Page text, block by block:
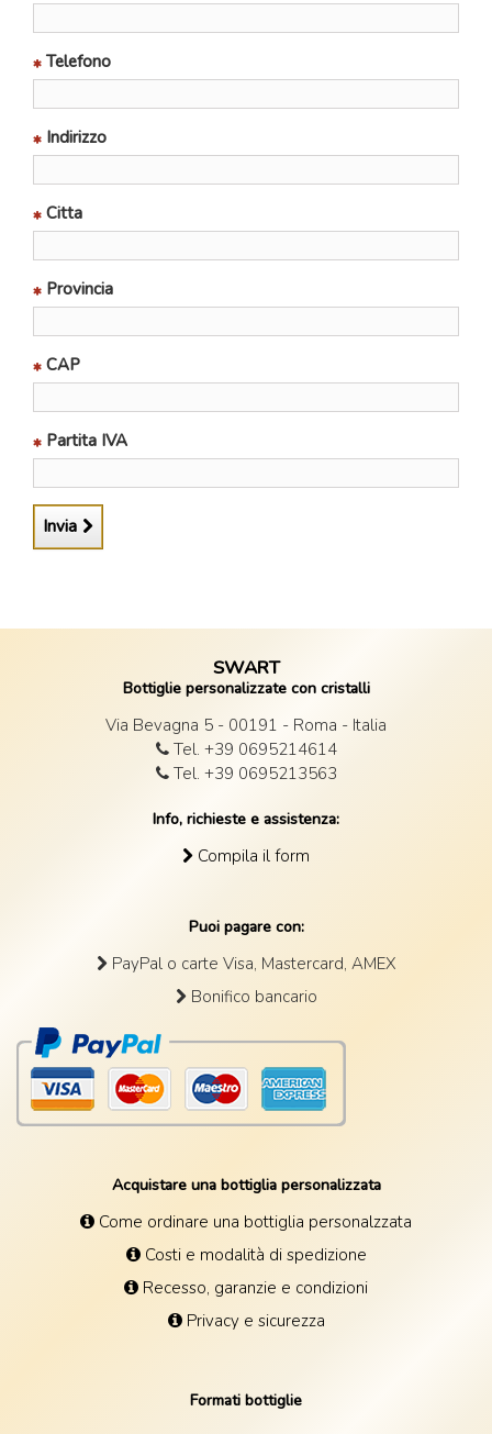
Telefono
Indirizzo
Citta
Provincia
CAP
Partita IVA
Invia
SWART
Bottiglie personalizzate con cristalli
Via Bevagna 5 - 00191 - Roma - Italia
Tel. +39 0695214614
Tel. +39 0695213563
Info, richieste e assistenza:
Compila il form
Puoi pagare con:
PayPal o carte Visa, Mastercard, AMEX
Bonifico bancario
Acquistare una bottiglia personalizzata
Come ordinare una bottiglia personalzzata
Costi e modalità di spedizione
Recesso, garanzie e condizioni
Privacy e sicurezza
Formati bottiglie